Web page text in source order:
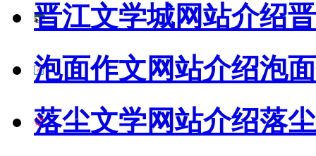
晋江文学城网站介绍
泡面作文网站介绍泡
落尘文学网站介绍落